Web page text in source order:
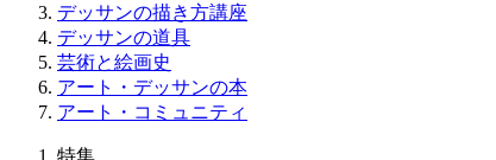
デッサンの描き方講座
デッサンの道具
芸術と絵画史
アート・デッサンの本
アート・コミュニティ
特集